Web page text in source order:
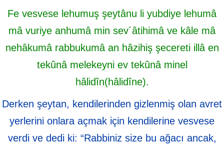
Fe vesvese lehumuş şeytânu li yubdiye lehumâ
mâ vuriye anhumâ min sev´âtihimâ ve kâle mâ
nehâkumâ rabbukumâ an hâzihiş şecereti illâ en
tekûnâ melekeyni ev tekûnâ minel
hâlidîn(hâlidîne).
Derken şeytan, kendilerinden gizlenmiş olan avret
yerlerini onlara açmak için kendilerine vesvese
verdi ve dedi ki: “Rabbiniz size bu ağacı ancak,